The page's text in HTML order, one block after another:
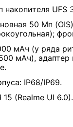
накопителя UFS
50 Мп
мАч (у ряда
мАч), адаптер
IP68/IP69.
(Realme UI 6.0).